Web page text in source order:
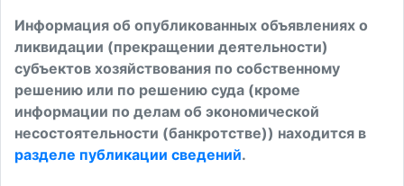
Информация об опубликованных объявлениях о
ликвидации (прекращении деятельности)
субъектов хозяйствования по собственному
решению или по решению суда (кроме
информации по делам об экономической
несостоятельности (банкротстве)) находится в
разделе публикации сведений.